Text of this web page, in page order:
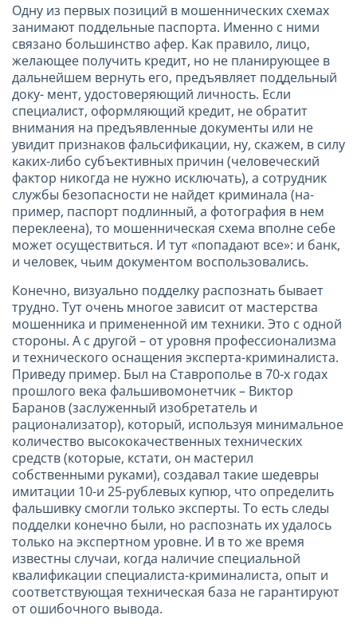
Одну из первых позиций в мошеннических схемах
занимают поддельные паспорта. Именно с ними
связано большинство афер. Как правило, лицо,
желающее получить кредит, но не планирующее в
дальнейшем вернуть его, предъявляет поддельный
доку- мент, удостоверяющий личность. Если
специалист, оформляющий кредит, не обратит
внимания на предъявленные документы или не
увидит признаков фальсификации, ну, скажем, в силу
каких-либо субъективных причин (человеческий
фактор никогда не нужно исключать), а сотрудник
службы безопасности не найдет криминала (на-
пример, паспорт подлинный, а фотография в нем
переклеена), то мошенническая схема вполне себе
может осуществиться. И тут «попадают все»: и банк,
и человек, чьим документом воспользовались.
Конечно, визуально подделку распознать бывает
трудно. Тут очень многое зависит от мастерства
мошенника и примененной им техники. Это с одной
стороны. А с другой – от уровня профессионализма
и технического оснащения эксперта-криминалиста.
Приведу пример. Был на Ставрополье в 70-х годах
прошлого века фальшивомонетчик – Виктор
Баранов (заслуженный изобретатель и
рационализатор), который, используя минимальное
количество высококачественных технических
средств (которые, кстати, он мастерил
собственными руками), создавал такие шедевры
имитации 10-и 25-рублевых купюр, что определить
фальшивку смогли только эксперты. То есть следы
подделки конечно были, но распознать их удалось
только на экспертном уровне. И в то же время
известны случаи, когда наличие специальной
квалификации специалиста-криминалиста, опыт и
соответствующая техническая база не гарантируют
от ошибочного вывода.